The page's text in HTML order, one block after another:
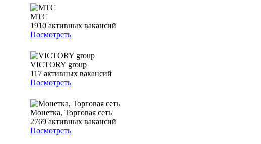
МТС
1910 активных вакансий
Посмотреть
VICTORY group
117 активных вакансий
Посмотреть
Монетка, Торговая сеть
2769 активных вакансий
Посмотреть